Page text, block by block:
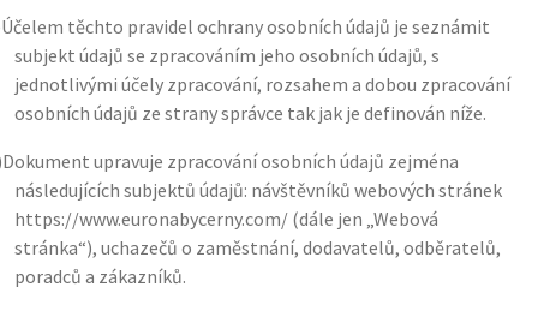
Účelem těchto pravidel ochrany osobních údajů je seznámit
subjekt údajů se zpracováním jeho osobních údajů, s
jednotlivými účely zpracování, rozsahem a dobou zpracování
osobních údajů ze strany správce tak jak je definován níže.
Dokument upravuje zpracování osobních údajů zejména
následujících subjektů údajů: návštěvníků webových stránek
https://www.euronabycerny.com/ (dále jen „Webová
stránka“), uchazečů o zaměstnání, dodavatelů, odběratelů,
poradců a zákazníků.